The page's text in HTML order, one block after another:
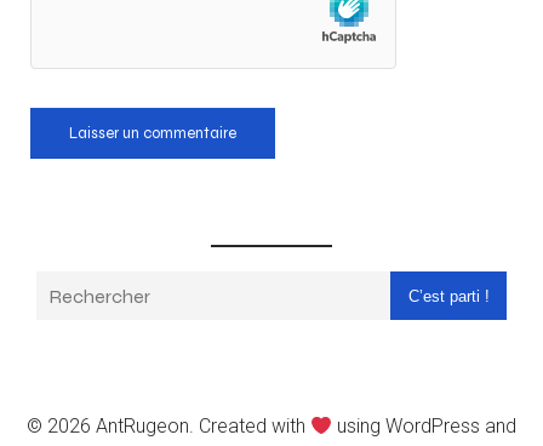
C’est parti !
© 2026 AntRugeon. Created with using WordPress and